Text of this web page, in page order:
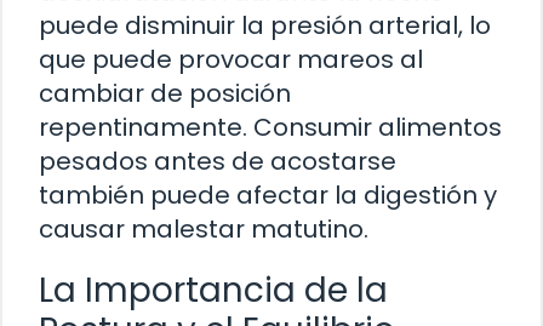
puede disminuir la presión arterial, lo
que puede provocar mareos al
cambiar de posición
repentinamente. Consumir alimentos
pesados antes de acostarse
también puede afectar la digestión y
causar malestar matutino.
La Importancia de la